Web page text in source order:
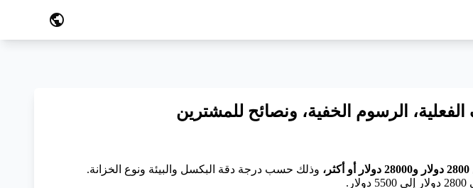
public
2800 دولار و28000 دولار أو أكثر،
وذلك حسب درجة دقة البكسل والبيئة ونوع الخزانة.